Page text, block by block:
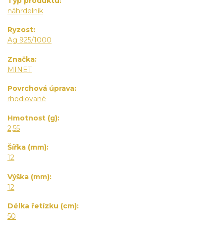
náhrdelník
Ryzost
Ag 925/1000
Značka
MINET
Povrchová úprava
rhodiované
Hmotnost (g)
2,55
Šířka (mm)
12
Výška (mm)
12
Délka řetízku (cm)
50